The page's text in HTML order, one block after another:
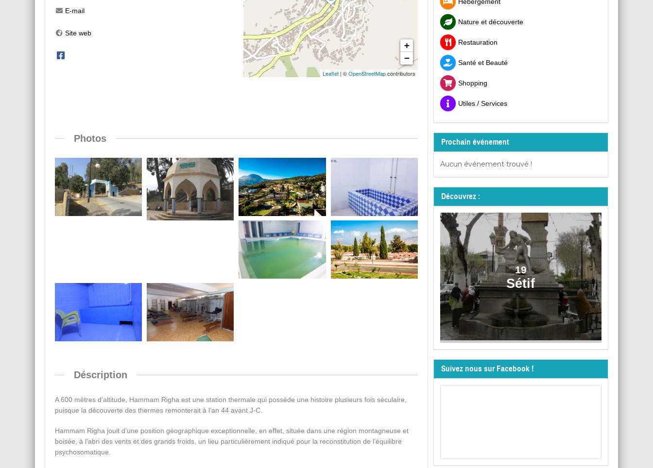
E-mail
Site web
+
−
Leaflet| ©OpenStreetMapcontributors
Photos
Déscription
A 600 mètres d’altitude, Hammam Righa est une station thermale qui possède une histoire plusieurs fois séculaire,
puisque la découverte des thermes remonterait à l’an 44 avant J-C.
Hammam Righa jouit d’une position géographique exceptionnelle, en effet, située dans une région montagneuse et
boisée, à l’abri des vents et des grands froids, un lieu particulièrement indiqué pour la reconstitution de l’équilibre
psychosomatique.
Nature et découverte
Restauration
Santé et Beauté
Shopping
Utiles / Services
Prochain événement
Aucun événement trouvé !
Découvrez :
19
Sétif
Suivez nous sur Facebook !